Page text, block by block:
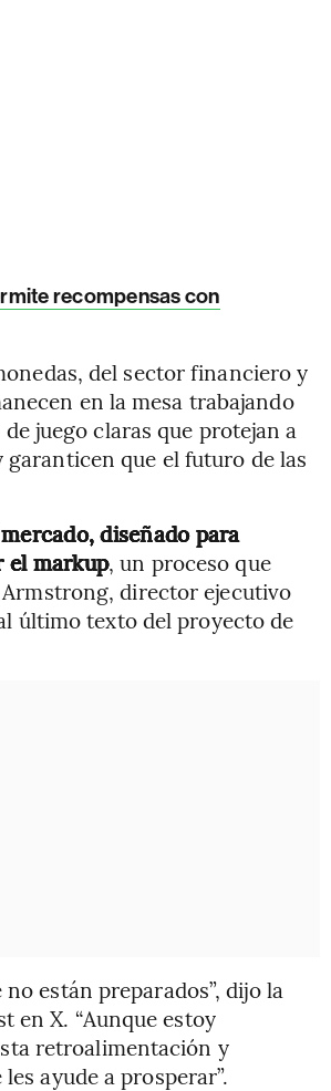
recompensas con
del sector financiero y
en la mesa trabajando
juego claras que protejan a
que el futuro de las
diseñado para
el markup, un proceso que
director ejecutivo
último texto del proyecto de
están preparados”, dijo la
en X. “Aunque estoy
retroalimentación y
ayude a prosperar”.